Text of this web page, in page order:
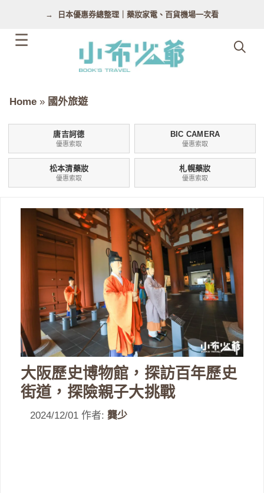
日本優惠券總整理｜藥妝家電、百貨機場一次看
Home » 國外旅遊
唐吉訶德
優惠索取
BIC CAMERA
優惠索取
松本清藥妝
優惠索取
札幌藥妝
優惠索取
大阪歷史博物館，探訪百年歷史
街道，探險親子大挑戰
2024/12/01 作者: 龔少